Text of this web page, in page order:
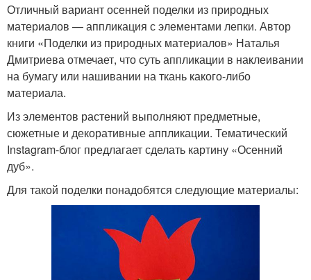
Отличный вариант осенней поделки из природных
материалов — аппликация с элементами лепки. Автор
книги «Поделки из природных материалов» Наталья
Дмитриева отмечает, что суть аппликации в наклеивании
на бумагу или нашивании на ткань какого-либо
материала.
Из элементов растений выполняют предметные,
сюжетные и декоративные аппликации. Тематический
Instagram-блог предлагает сделать картину «Осенний
дуб».
Для такой поделки понадобятся следующие материалы: